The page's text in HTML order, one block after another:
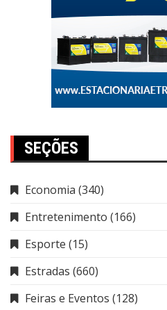
SEÇÕES
Economia (340)
Entretenimento (166)
Esporte (15)
Estradas (660)
Feiras e Eventos (128)